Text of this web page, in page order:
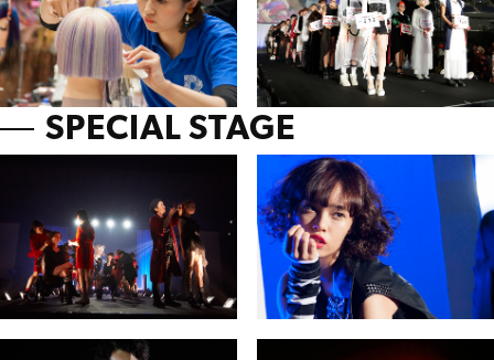
SPECIAL STAGE